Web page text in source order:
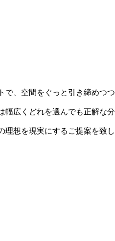
で、空間をぐっと引き締めつ
広くどれを選んでも正解な
想を現実にするご提案を致